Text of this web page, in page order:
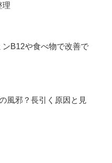
理
B12や食べ物で改善で
風邪？長引く原因と見